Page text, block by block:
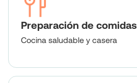
Preparación de comidas
Cocina saludable y casera